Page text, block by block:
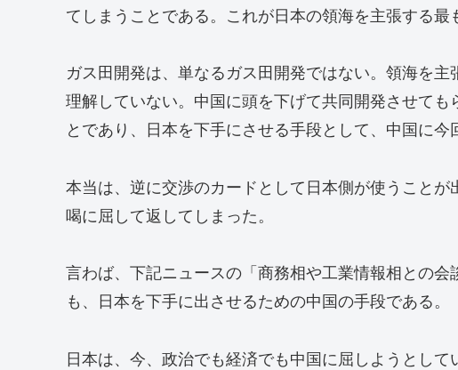
てしまうことである。これが日本の領海を主張する最
ガス田開発は、単なるガス田開発ではない。領海を
理解していない。中国に頭を下げて共同開発させて
とであり、日本を下手にさせる手段として、中国に今
本当は、逆に交渉のカードとして日本側が使うこと
喝に屈して返してしまった。
言わば、下記ニュースの「商務相や工業情報相との
も、日本を下手に出させるための中国の手段である。
日本は、今、政治でも経済でも中国に屈しようとし